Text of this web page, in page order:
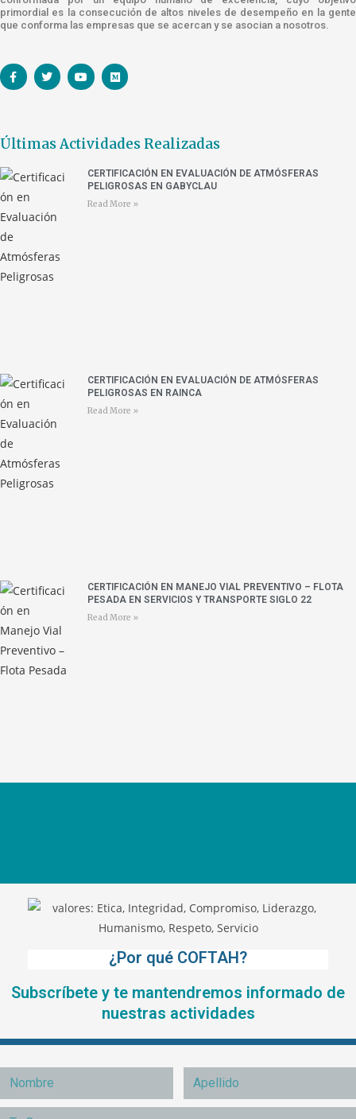
primordial es la consecución de altos niveles de desempeño en la gente
que conforma las empresas que se acercan y se asocian a nosotros.
Últimas Actividades Realizadas
CERTIFICACIÓN EN EVALUACIÓN DE ATMÓSFERAS
PELIGROSAS EN GABYCLAU
Read More »
CERTIFICACIÓN EN EVALUACIÓN DE ATMÓSFERAS
PELIGROSAS EN RAINCA
Read More »
CERTIFICACIÓN EN MANEJO VIAL PREVENTIVO – FLOTA
PESADA EN SERVICIOS Y TRANSPORTE SIGLO 22
Read More »
¿Por qué COFTAH?
Subscríbete y te mantendremos informado de
nuestras actividades